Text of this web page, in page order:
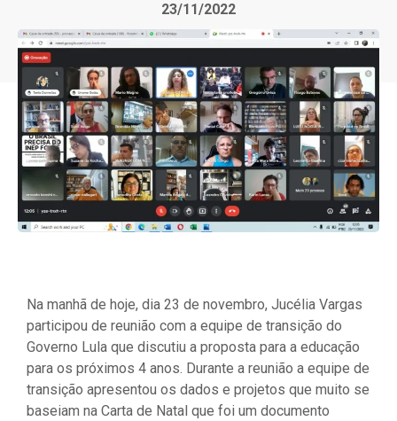
23/11/2022
Na manhã de hoje, dia 23 de novembro, Jucélia Vargas
participou de reunião com a equipe de transição do
Governo Lula que discutiu a proposta para a educação
para os próximos 4 anos. Durante a reunião a equipe de
transição apresentou os dados e projetos que muito se
baseiam na Carta de Natal que foi um documento